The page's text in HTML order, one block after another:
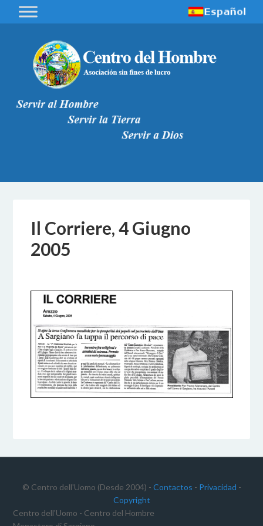
Il Corriere, 4 Giugno
2005
© Centro dell'Uomo (Desde 2004) - Contactos - Privacidad -
Copyright
Centro dell'Uomo - Centro del Hombre